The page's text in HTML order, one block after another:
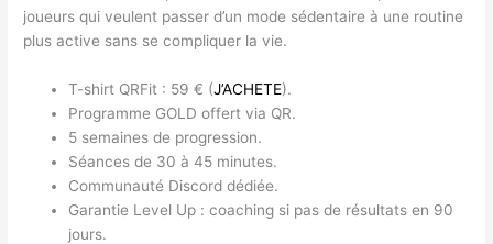
joueurs qui veulent passer d’un mode sédentaire à une routine
plus active sans se compliquer la vie.
T-shirt QRFit : 59 € (J’ACHETE).
Programme GOLD offert via QR.
5 semaines de progression.
Séances de 30 à 45 minutes.
Communauté Discord dédiée.
Garantie Level Up : coaching si pas de résultats en 90
jours.